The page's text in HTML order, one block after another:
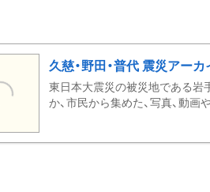
久慈・野田・普代 震災アーカ
東日本大震災の被災地である岩
か、市民から集めた、写真、動画